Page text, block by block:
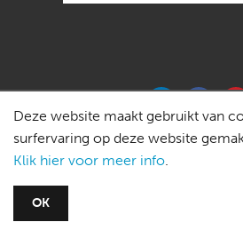
redactie@innovatief.be
Deze website maakt gebruikt van
surfervaring op deze website
Klik hier voor meer info.
OK